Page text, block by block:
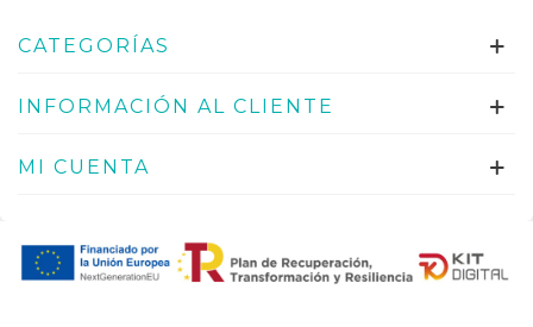
CATEGORÍAS
INFORMACIÓN AL CLIENTE
MI CUENTA